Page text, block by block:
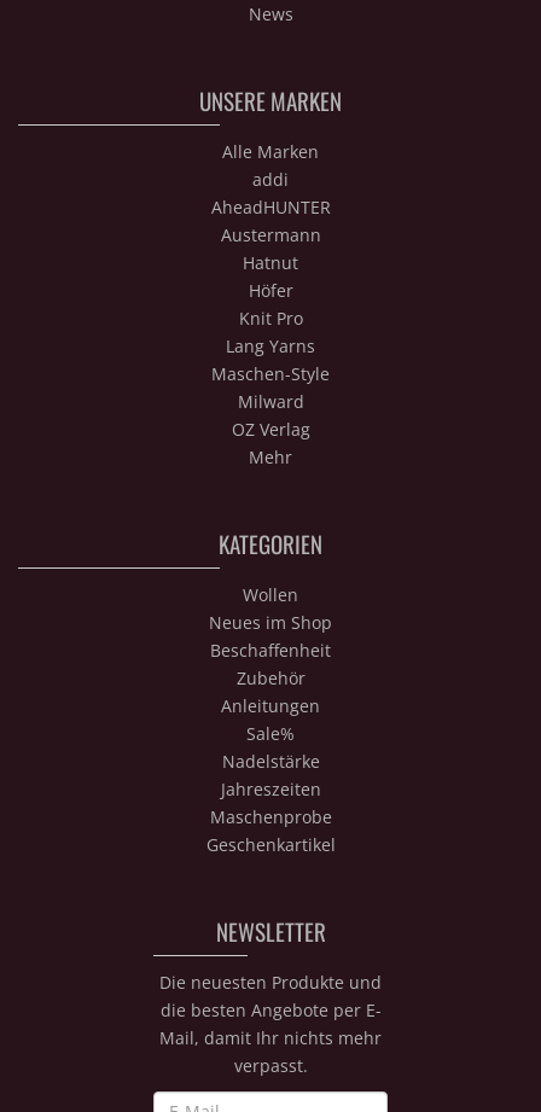
News
UNSERE MARKEN
Alle Marken
addi
AheadHUNTER
Austermann
Hatnut
Höfer
Knit Pro
Lang Yarns
Maschen-Style
Milward
OZ Verlag
Mehr
KATEGORIEN
Wollen
Neues im Shop
Beschaffenheit
Zubehör
Anleitungen
Sale%
Nadelstärke
Jahreszeiten
Maschenprobe
Geschenkartikel
NEWSLETTER
Die neuesten Produkte und
die besten Angebote per E-
Mail, damit Ihr nichts mehr
verpasst.